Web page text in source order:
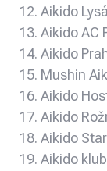
Aikido
Aikido AC
Aikido
Mushin
Aikido
Aikido
Aikido
Aikido